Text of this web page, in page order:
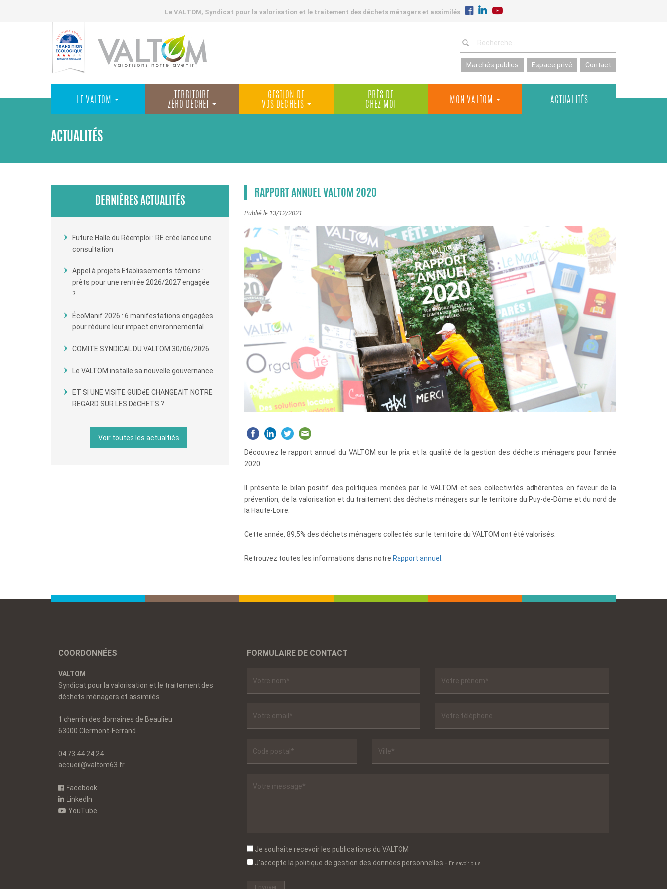
Le VALTOM, Syndicat pour la valorisation et le traitement des déchets ménagers et assimilés
Marchés publics Espace privé Contact
LE VALTOM
TERRITOIRE
ZÉRO DÉCHET
GESTION DE
VOS DÉCHETS
PRÈS DE
CHEZ MOI
MON VALTOM ACTUALITÉS
ACTUALITÉS
DERNIÈRES ACTUALITÉS
Future Halle du Réemploi : RE.crée lance une
consultation
Appel à projets Etablissements témoins :
prêts pour une rentrée 2026/2027 engagée
?
ÉcoManif 2026 : 6 manifestations engagées
pour réduire leur impact environnemental
COMITE SYNDICAL DU VALTOM 30/06/2026
Le VALTOM installe sa nouvelle gouvernance
ET SI UNE VISITE GUIDéE CHANGEAIT NOTRE
REGARD SUR LES DéCHETS ?
Voir toutes les actualtiés
RAPPORT ANNUEL VALTOM 2020
Publié le 13/12/2021
Découvrez le rapport annuel du VALTOM sur le prix et la qualité de la gestion des déchets ménagers pour l’année
2020.
Il présente le bilan positif des politiques menées par le VALTOM et ses collectivités adhérentes en faveur de la
prévention, de la valorisation et du traitement des déchets ménagers sur le territoire du Puy-de-Dôme et du nord de
la Haute-Loire.
Cette année, 89,5% des déchets ménagers collectés sur le territoire du VALTOM ont été valorisés.
Retrouvez toutes les informations dans notre Rapport annuel.
COORDONNÉES
VALTOM
Syndicat pour la valorisation et le traitement des
déchets ménagers et assimilés
1 chemin des domaines de Beaulieu
63000 Clermont-Ferrand
04 73 44 24 24
accueil@valtom63.fr
Facebook
LinkedIn
YouTube
FORMULAIRE DE CONTACT
Je souhaite recevoir les publications du VALTOM
J'accepte la politique de gestion des données personnelles - En savoir plus